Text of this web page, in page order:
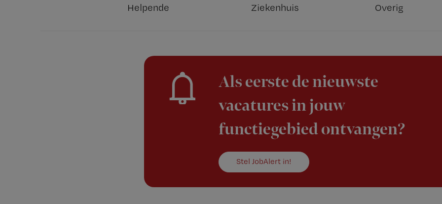
Helpende Ziekenhuis Overig
Als eerste de nieuwste
vacatures in jouw
functiegebied ontvangen?
Stel JobAlert in!